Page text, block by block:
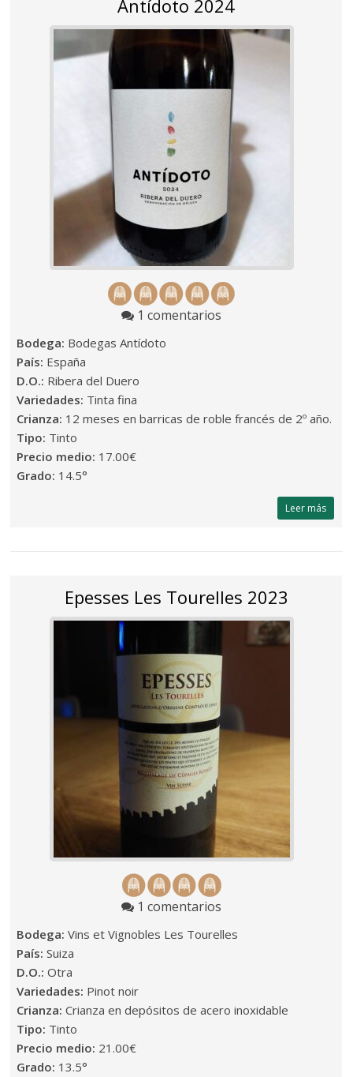
Antídoto 2024
1 comentarios
Bodega: Bodegas Antídoto
País: España
D.O.: Ribera del Duero
Variedades: Tinta fina
Crianza: 12 meses en barricas de roble francés de 2º año.
Tipo: Tinto
Precio medio: 17.00€
Grado: 14.5°
Leer más
Epesses Les Tourelles 2023
1 comentarios
Bodega:Vins et Vignobles Les Tourelles
País:Suiza
D.O.:Otra
Variedades: Pinot noir
Crianza:Crianza en depósitos de acero inoxidable
Tipo: Tinto
Precio medio: 21.00€
Grado: 13.5°